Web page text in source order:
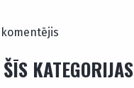
KATEGORIJAS